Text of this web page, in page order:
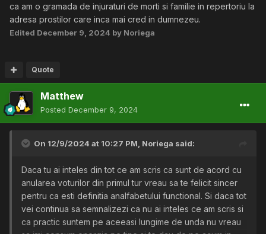
ca am o gramada de injuraturi de morti si familie in repertoriu la
adresa prostilor care inca mai cred in dumnezeu.
Edited December 9, 2024 by Noriega
Quote
Matthew
Posted December 9, 2024
On 12/9/2024 at 10:27 PM, Noriega said:
Daca tu ai inteles din tot ce am scris ca sunt de acord cu
anularea voturilor din primul tur vreau sa te felicit sincer
pentru ca esti definitia analfabetului functional. Si daca tot
vei continua sa semnalizezi ca nu ai inteles ce am scris si
ca practic suntem pe aceeasi lungime de unda nu vreau